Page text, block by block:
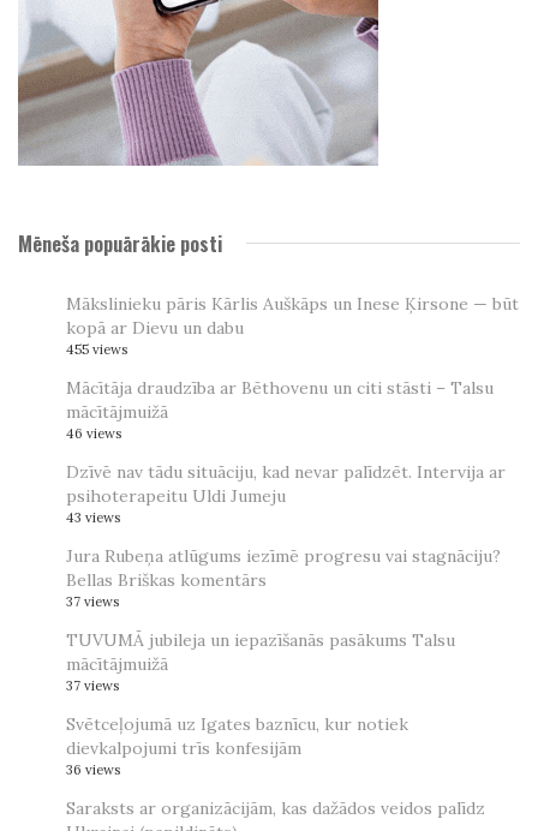
Mēneša popuārākie posti
Mākslinieku pāris Kārlis Auškāps un Inese Ķirsone — būt
kopā ar Dievu un dabu
455 views
Mācītāja draudzība ar Bēthovenu un citi stāsti – Talsu
mācītājmuižā
46 views
Dzīvē nav tādu situāciju, kad nevar palīdzēt. Intervija ar
psihoterapeitu Uldi Jumeju
43 views
Jura Rubeņa atlūgums iezīmē progresu vai stagnāciju?
Bellas Briškas komentārs
37 views
TUVUMĀ jubileja un iepazīšanās pasākums Talsu
mācītājmuižā
37 views
Svētceļojumā uz Igates baznīcu, kur notiek
dievkalpojumi trīs konfesijām
36 views
Saraksts ar organizācijām, kas dažādos veidos palīdz